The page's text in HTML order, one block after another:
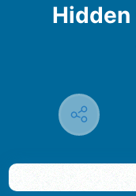
Hidden Cats: Detective